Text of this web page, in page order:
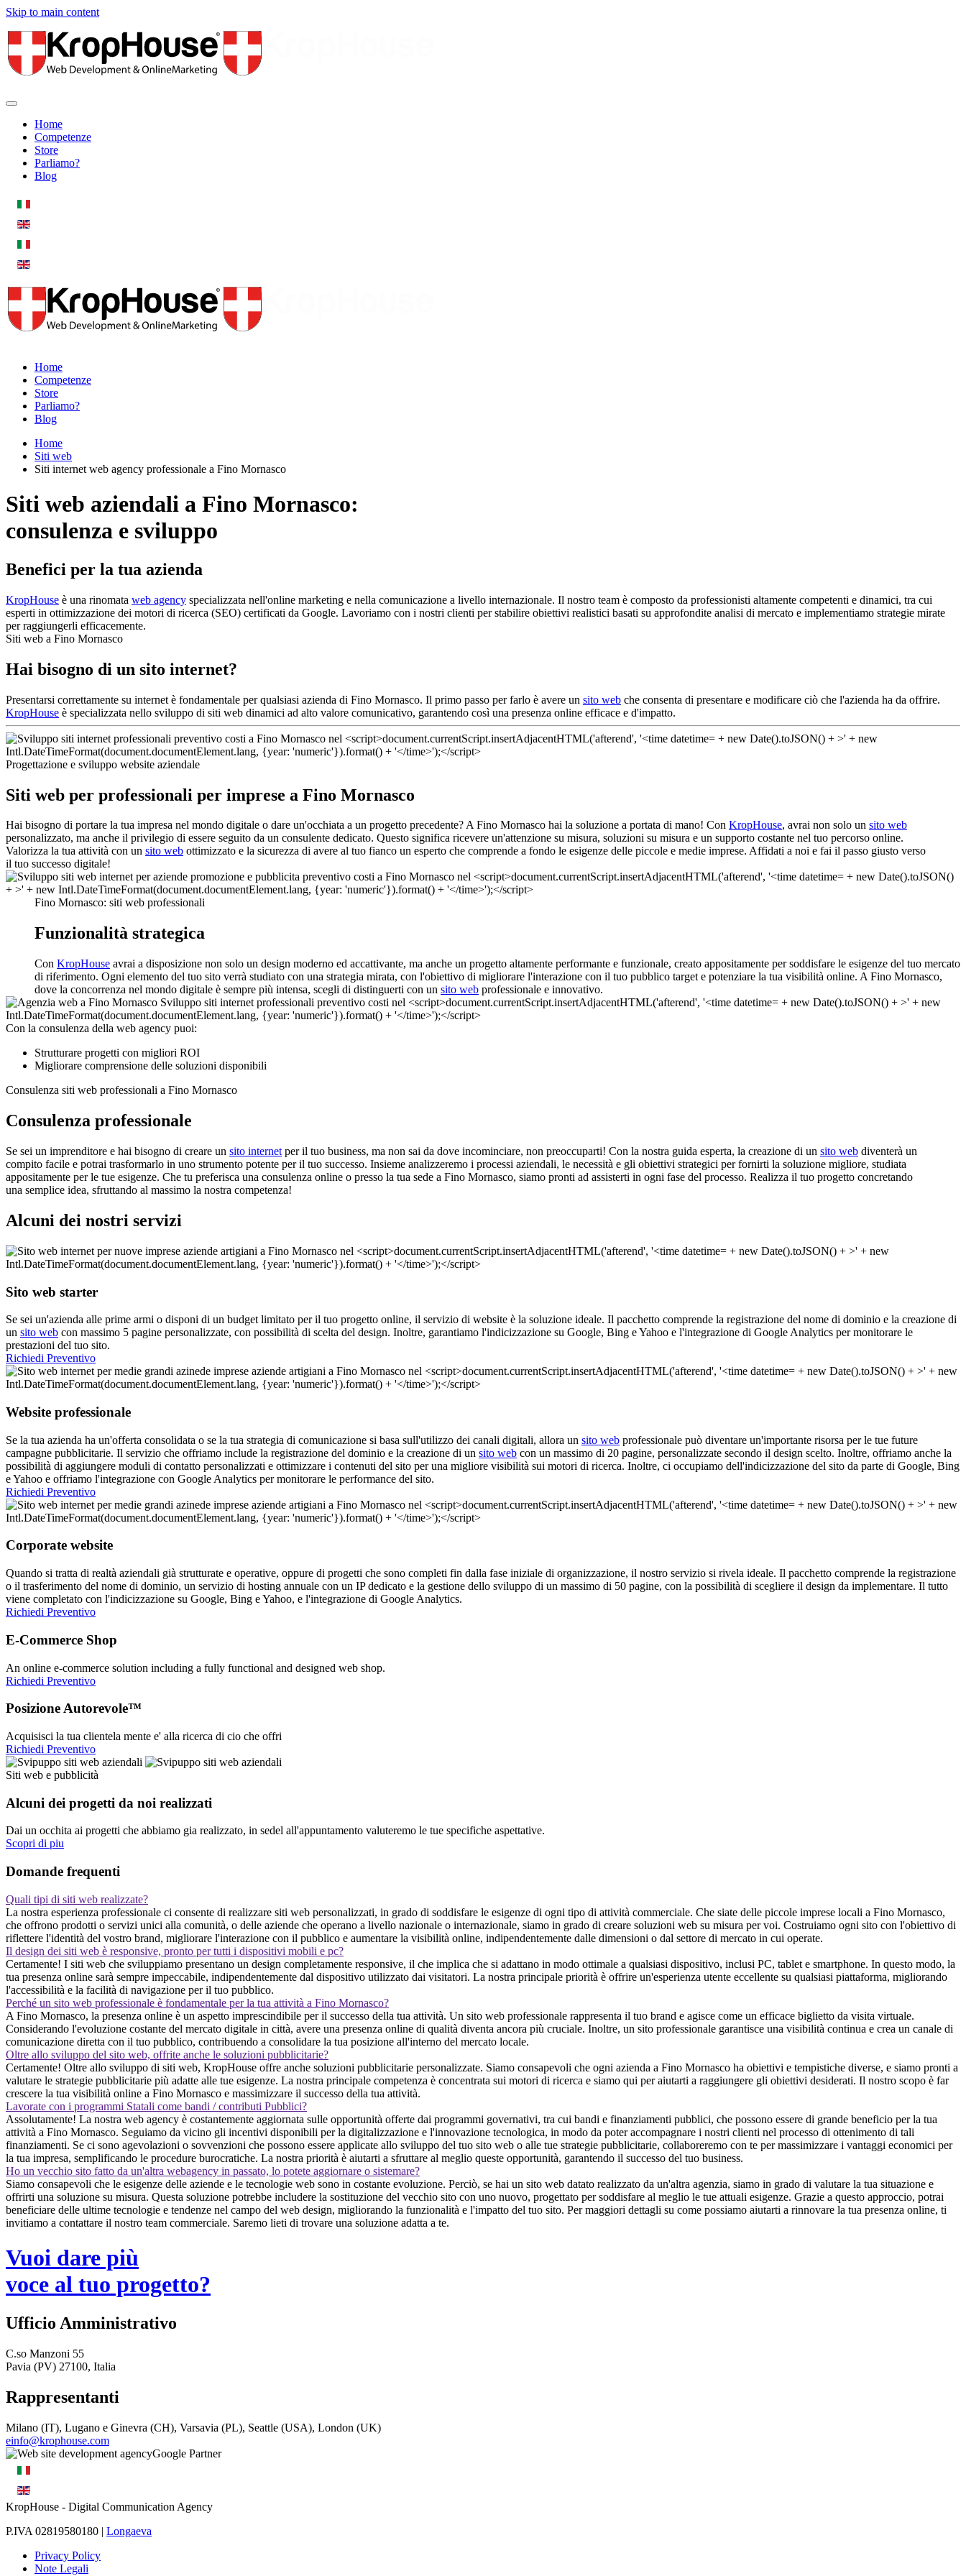
Skip to main content
Home
Competenze
Store
Parliamo?
Blog
Home
Competenze
Store
Parliamo?
Blog
Home
Siti web
Siti internet web agency professionale a Fino Mornasco
Siti web aziendali a Fino Mornasco:
consulenza e sviluppo
Benefici per la tua azienda
KropHouse è una rinomata web agency specializzata nell'online marketing e nella comunicazione a livello internazionale. Il nostro team è composto da professionisti altamente competenti e dinamici, tra cui
esperti in ottimizzazione dei motori di ricerca (SEO) certificati da Google. Lavoriamo con i nostri clienti per stabilire obiettivi realistici basati su approfondite analisi di mercato e implementiamo strategie mirate
per raggiungerli efficacemente.
Siti web a Fino Mornasco
Hai bisogno di un sito internet?
Presentarsi correttamente su internet è fondamentale per qualsiasi azienda di Fino Mornasco. Il primo passo per farlo è avere un sito web che consenta di presentare e modificare ciò che l'azienda ha da offrire.
KropHouse è specializzata nello sviluppo di siti web dinamici ad alto valore comunicativo, garantendo così una presenza online efficace e d'impatto.
Progettazione e sviluppo website aziendale
Siti web per professionali per imprese a Fino Mornasco
Hai bisogno di portare la tua impresa nel mondo digitale o dare un'occhiata a un progetto precedente? A Fino Mornasco hai la soluzione a portata di mano! Con KropHouse, avrai non solo un sito web
personalizzato, ma anche il privilegio di essere seguito da un consulente dedicato. Questo significa ricevere un'attenzione su misura, soluzioni su misura e un supporto costante nel tuo percorso online.
Valorizza la tua attività con un sito web ottimizzato e la sicurezza di avere al tuo fianco un esperto che comprende a fondo le esigenze delle piccole e medie imprese. Affidati a noi e fai il passo giusto verso
il tuo successo digitale!
Fino Mornasco: siti web professionali
Funzionalità strategica
Con KropHouse avrai a disposizione non solo un design moderno ed accattivante, ma anche un progetto altamente performante e funzionale, creato appositamente per soddisfare le esigenze del tuo mercato
di riferimento. Ogni elemento del tuo sito verrà studiato con una strategia mirata, con l'obiettivo di migliorare l'interazione con il tuo pubblico target e potenziare la tua visibilità online. A Fino Mornasco,
dove la concorrenza nel mondo digitale è sempre più intensa, scegli di distinguerti con un sito web professionale e innovativo.
Con la consulenza della web agency puoi:
Strutturare progetti con migliori ROI
Migliorare comprensione delle soluzioni disponibili
Consulenza siti web professionali a Fino Mornasco
Consulenza professionale
Se sei un imprenditore e hai bisogno di creare un sito internet per il tuo business, ma non sai da dove incominciare, non preoccuparti! Con la nostra guida esperta, la creazione di un sito web diventerà un
compito facile e potrai trasformarlo in uno strumento potente per il tuo successo. Insieme analizzeremo i processi aziendali, le necessità e gli obiettivi strategici per fornirti la soluzione migliore, studiata
appositamente per le tue esigenze. Che tu preferisca una consulenza online o presso la tua sede a Fino Mornasco, siamo pronti ad assisterti in ogni fase del processo. Realizza il tuo progetto concretando
una semplice idea, sfruttando al massimo la nostra competenza!
Alcuni dei nostri servizi
Sito web starter
Se sei un'azienda alle prime armi o disponi di un budget limitato per il tuo progetto online, il servizio di website è la soluzione ideale. Il pacchetto comprende la registrazione del nome di dominio e la creazione di
un sito web con massimo 5 pagine personalizzate, con possibilità di scelta del design. Inoltre, garantiamo l'indicizzazione su Google, Bing e Yahoo e l'integrazione di Google Analytics per monitorare le
prestazioni del tuo sito.
Richiedi Preventivo
Website professionale
Se la tua azienda ha un'offerta consolidata o se la tua strategia di comunicazione si basa sull'utilizzo dei canali digitali, allora un sito web professionale può diventare un'importante risorsa per le tue future
campagne pubblicitarie. Il servizio che offriamo include la registrazione del dominio e la creazione di un sito web con un massimo di 20 pagine, personalizzate secondo il design scelto. Inoltre, offriamo anche la
possibilità di aggiungere moduli di contatto personalizzati e ottimizzare i contenuti del sito per una migliore visibilità sui motori di ricerca. Inoltre, ci occupiamo dell'indicizzazione del sito da parte di Google, Bing
e Yahoo e offriamo l'integrazione con Google Analytics per monitorare le performance del sito.
Richiedi Preventivo
Corporate website
Quando si tratta di realtà aziendali già strutturate e operative, oppure di progetti che sono completi fin dalla fase iniziale di organizzazione, il nostro servizio si rivela ideale. Il pacchetto comprende la registrazione
o il trasferimento del nome di dominio, un servizio di hosting annuale con un IP dedicato e la gestione dello sviluppo di un massimo di 50 pagine, con la possibilità di scegliere il design da implementare. Il tutto
viene completato con l'indicizzazione su Google, Bing e Yahoo, e l'integrazione di Google Analytics.
Richiedi Preventivo
E-Commerce Shop
An online e-commerce solution including a fully functional and designed web shop.
Richiedi Preventivo
Posizione Autorevole™
Acquisisci la tua clientela mente e' alla ricerca di cio che offri
Richiedi Preventivo
Siti web e pubblicità
Alcuni dei progetti da noi realizzati
Dai un occhita ai progetti che abbiamo gia realizzato, in sedel all'appuntamento valuteremo le tue specifiche aspettative.
Scopri di piu
Domande frequenti
Quali tipi di siti web realizzate?
La nostra esperienza professionale ci consente di realizzare siti web personalizzati, in grado di soddisfare le esigenze di ogni tipo di attività commerciale. Che siate delle piccole imprese locali a Fino Mornasco,
che offrono prodotti o servizi unici alla comunità, o delle aziende che operano a livello nazionale o internazionale, siamo in grado di creare soluzioni web su misura per voi. Costruiamo ogni sito con l'obiettivo di
riflettere l'identità del vostro brand, migliorare l'interazione con il pubblico e aumentare la visibilità online, indipendentemente dalle dimensioni o dal settore di mercato in cui operate.
Il design dei siti web è responsive, pronto per tutti i dispositivi mobili e pc?
Certamente! I siti web che sviluppiamo presentano un design completamente responsive, il che implica che si adattano in modo ottimale a qualsiasi dispositivo, inclusi PC, tablet e smartphone. In questo modo, la
tua presenza online sarà sempre impeccabile, indipendentemente dal dispositivo utilizzato dai visitatori. La nostra principale priorità è offrire un'esperienza utente eccellente su qualsiasi piattaforma, migliorando
l'accessibilità e la facilità di navigazione per il tuo pubblico.
Perché un sito web professionale è fondamentale per la tua attività a Fino Mornasco?
A Fino Mornasco, la presenza online è un aspetto imprescindibile per il successo della tua attività. Un sito web professionale rappresenta il tuo brand e agisce come un efficace biglietto da visita virtuale.
Considerando l'evoluzione costante del mercato digitale in città, avere una presenza online di qualità diventa ancora più cruciale. Inoltre, un sito professionale garantisce una visibilità continua e crea un canale di
comunicazione diretta con il tuo pubblico, contribuendo a consolidare la tua posizione all'interno del mercato locale.
Oltre allo sviluppo del sito web, offrite anche le soluzioni pubblicitarie?
Certamente! Oltre allo sviluppo di siti web, KropHouse offre anche soluzioni pubblicitarie personalizzate. Siamo consapevoli che ogni azienda a Fino Mornasco ha obiettivi e tempistiche diverse, e siamo pronti a
valutare le strategie pubblicitarie più adatte alle tue esigenze. La nostra principale competenza è concentrata sui motori di ricerca e siamo qui per aiutarti a raggiungere gli obiettivi desiderati. Il nostro scopo è far
crescere la tua visibilità online a Fino Mornasco e massimizzare il successo della tua attività.
Lavorate con i programmi Statali come bandi / contributi Pubblici?
Assolutamente! La nostra web agency è costantemente aggiornata sulle opportunità offerte dai programmi governativi, tra cui bandi e finanziamenti pubblici, che possono essere di grande beneficio per la tua
attività a Fino Mornasco. Seguiamo da vicino gli incentivi disponibili per la digitalizzazione e l'innovazione tecnologica, in modo da poter accompagnare i nostri clienti nel processo di ottenimento di tali
finanziamenti. Se ci sono agevolazioni o sovvenzioni che possono essere applicate allo sviluppo del tuo sito web o alle tue strategie pubblicitarie, collaboreremo con te per massimizzare i vantaggi economici per
la tua impresa, semplificando le procedure burocratiche. La nostra priorità è aiutarti a sfruttare al meglio queste opportunità, garantendo il successo del tuo business.
Ho un vecchio sito fatto da un'altra webagency in passato, lo potete aggiornare o sistemare?
Siamo consapevoli che le esigenze delle aziende e le tecnologie web sono in costante evoluzione. Perciò, se hai un sito web datato realizzato da un'altra agenzia, siamo in grado di valutare la tua situazione e
offrirti una soluzione su misura. Questa soluzione potrebbe includere la sostituzione del vecchio sito con uno nuovo, progettato per soddisfare al meglio le tue attuali esigenze. Grazie a questo approccio, potrai
beneficiare delle ultime tecnologie e tendenze nel campo del web design, migliorando la funzionalità e l'impatto del tuo sito. Per maggiori dettagli su come possiamo aiutarti a rinnovare la tua presenza online, ti
invitiamo a contattare il nostro team commerciale. Saremo lieti di trovare una soluzione adatta a te.
Vuoi dare più
voce al tuo progetto?
Ufficio Amministrativo
C.so Manzoni 55
Pavia (PV) 27100, Italia
Rappresentanti
Milano (IT), Lugano e Ginevra (CH), Varsavia (PL), Seattle (USA), London (UK)
einfo@krophouse.com
KropHouse - Digital Communication Agency
P.IVA 02819580180 | Longaeva
Privacy Policy
Note Legali